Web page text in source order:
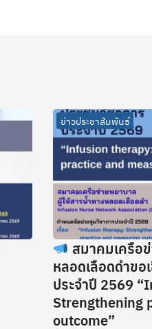
ข่าวประชาสัมพันธ์
สมาคมเครือ
หลอดเลือดดำขอ
ประจำปี 2569
Strengthening
outcome”